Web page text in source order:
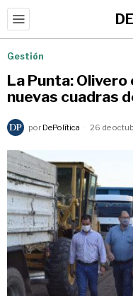
Gestión
La Punta:
nuevas cuadras
por DePolítica 26 de